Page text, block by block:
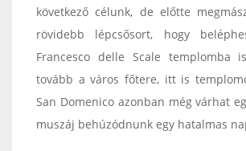
következő célunk, de előtte
rövidebb lépcsősort, hogy
Francesco delle Scale templomba
tovább a város főtere, itt is
San Domenico azonban még várhat
muszáj behúzódnunk egy hatalmas